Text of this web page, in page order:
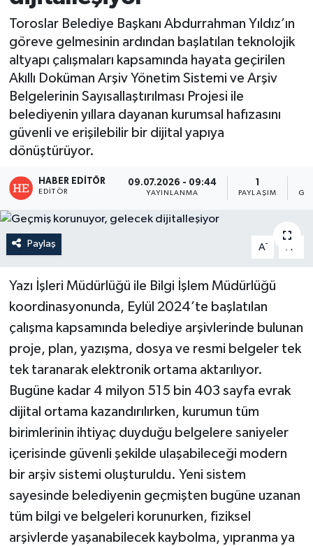
Toroslar Belediye Başkanı Abdurrahman Yıldız’ın
göreve gelmesinin ardından başlatılan teknolojik
altyapı çalışmaları kapsamında hayata geçirilen
Akıllı Doküman Arşiv Yönetim Sistemi ve Arşiv
Belgelerinin Sayısallaştırılması Projesi ile
belediyenin yıllara dayanan kurumsal hafızasını
güvenli ve erişilebilir bir dijital yapıya
dönüştürüyor.
HABER EDITÖR
EDITÖR
09.07.2026 - 09:44
YAYINLANMA PAYLAŞIM
Paylaş A- A
Yazı İşleri Müdürlüğü ile Bilgi İşlem Müdürlüğü
koordinasyonunda, Eylül 2024’te başlatılan
çalışma kapsamında belediye arşivlerinde bulunan
proje, plan, yazışma, dosya ve resmi belgeler tek
tek taranarak elektronik ortama aktarılıyor.
Bugüne kadar 4 milyon 515 bin 403 sayfa evrak
dijital ortama kazandırılırken, kurumun tüm
birimlerinin ihtiyaç duyduğu belgelere saniyeler
içerisinde güvenli şekilde ulaşabileceği modern
bir arşiv sistemi oluşturuldu. Yeni sistem
sayesinde belediyenin geçmişten bugüne uzanan
tüm bilgi ve belgeleri korunurken, fiziksel
arşivlerde yaşanabilecek kaybolma, yıpranma ya